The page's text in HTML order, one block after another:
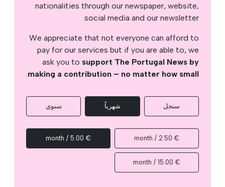
nationalities through our newspaper, website,
social media and our newsletter.
We appreciate that not everyone can afford to
pay for our services but if you are able to, we
ask you to support The Portugal News by
making a contribution – no matter how small
.
سنجل شهرياً سنوي
€ 2.50 / month
€ 5.00 / month
€ 15.00 / month